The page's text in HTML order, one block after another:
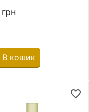
грн
В кошик